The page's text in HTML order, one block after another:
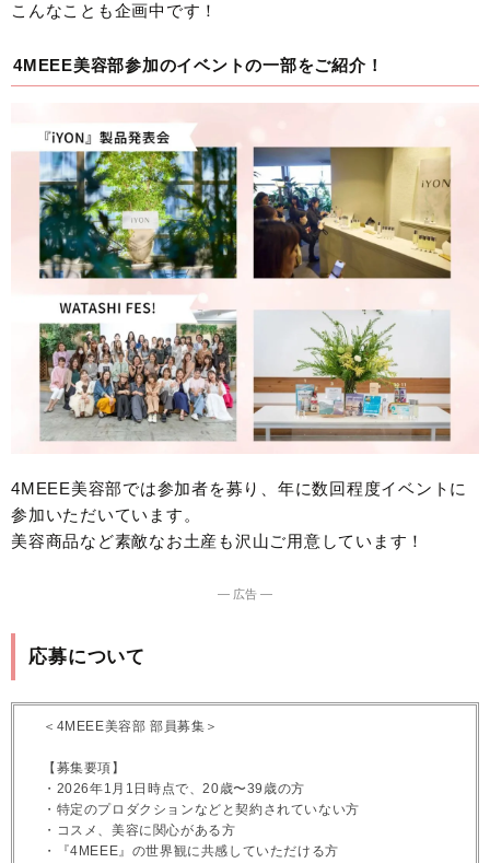
こんなことも企画中です！
4MEEE美容部参加のイベントの一部をご紹介！
4MEEE美容部では参加者を募り、年に数回程度イベントに
参加いただいています。
美容商品など素敵なお土産も沢山ご用意しています！
― 広告 ―
応募について
＜4MEEE美容部 部員募集＞
【募集要項】
・2026年1月1日時点で、20歳〜39歳の方
・特定のプロダクションなどと契約されていない方
・コスメ、美容に関心がある方
・『4MEEE』の世界観に共感していただける方